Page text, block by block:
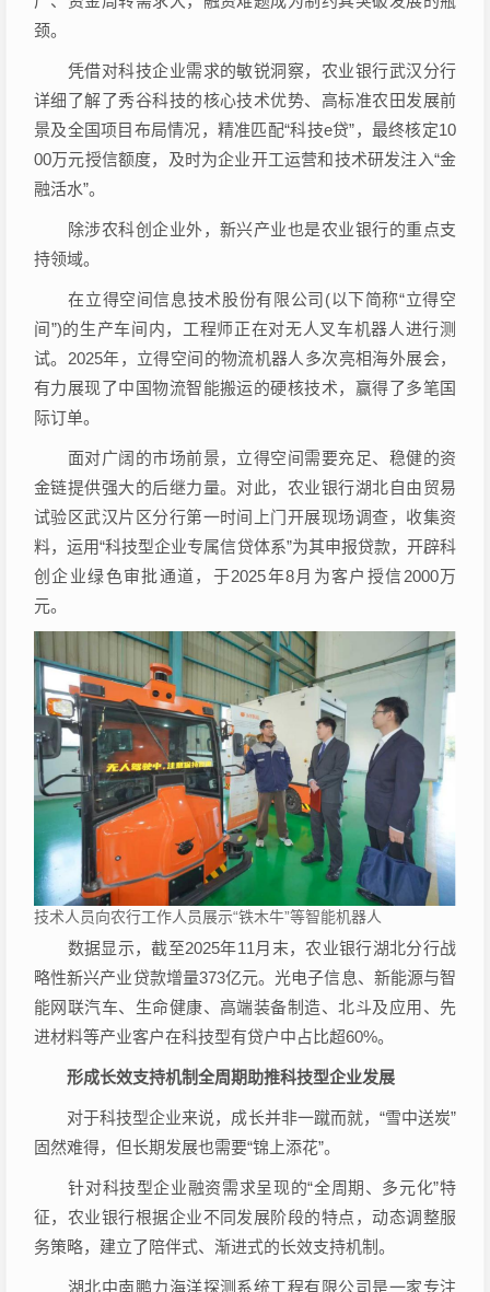
颈。
凭借对科技企业需求的敏锐洞察，农业银行武汉分行
详细了解了秀谷科技的核心技术优势、高标准农田发展前
景及全国项目布局情况，精准匹配“科技e贷”，最终核定10
00万元授信额度，及时为企业开工运营和技术研发注入“金
融活水”。
除涉农科创企业外，新兴产业也是农业银行的重点支
持领域。
在立得空间信息技术股份有限公司(以下简称“立得空
间”)的生产车间内，工程师正在对无人叉车机器人进行测
试。2025年，立得空间的物流机器人多次亮相海外展会，
有力展现了中国物流智能搬运的硬核技术，赢得了多笔国
际订单。
面对广阔的市场前景，立得空间需要充足、稳健的资
金链提供强大的后继力量。对此，农业银行湖北自由贸易
试验区武汉片区分行第一时间上门开展现场调查，收集资
料，运用“科技型企业专属信贷体系”为其申报贷款，开辟科
创企业绿色审批通道，于2025年8月为客户授信2000万
元。
技术人员向农行工作人员展示“铁木牛”等智能机器人
数据显示，截至2025年11月末，农业银行湖北分行战
略性新兴产业贷款增量373亿元。光电子信息、新能源与智
能网联汽车、生命健康、高端装备制造、北斗及应用、先
进材料等产业客户在科技型有贷户中占比超60%。
形成长效支持机制全周期助推科技型企业发展
对于科技型企业来说，成长并非一蹴而就，“雪中送炭”
固然难得，但长期发展也需要“锦上添花”。
针对科技型企业融资需求呈现的“全周期、多元化”特
征，农业银行根据企业不同发展阶段的特点，动态调整服
务策略，建立了陪伴式、渐进式的长效支持机制。
湖北中南鹏力海洋探测系统工程有限公司是一家专注